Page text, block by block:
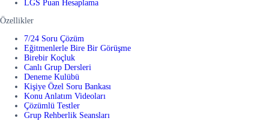
LGS Puan Hesaplama
Özellikler
7/24 Soru Çözüm
Eğitmenlerle Bire Bir Görüşme
Birebir Koçluk
Canlı Grup Dersleri
Deneme Kulübü
Kişiye Özel Soru Bankası
Konu Anlatım Videoları
Çözümlü Testler
Grup Rehberlik Seansları